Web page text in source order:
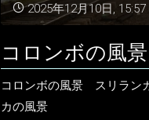
ジ
ス
リ
2025年12月10日, 15:57
コロンボの風
コロンボの風景 スリラン
カの風景